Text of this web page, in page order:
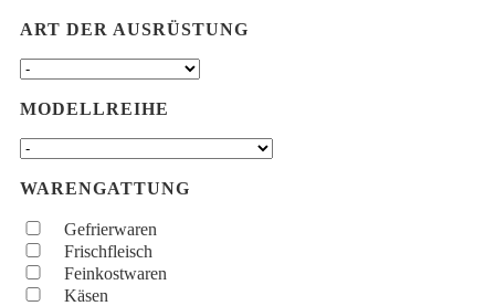
ART DER AUSRÜSTUNG
MODELLREIHE
WARENGATTUNG
Gefrierwaren
Frischfleisch
Feinkostwaren
Käsen